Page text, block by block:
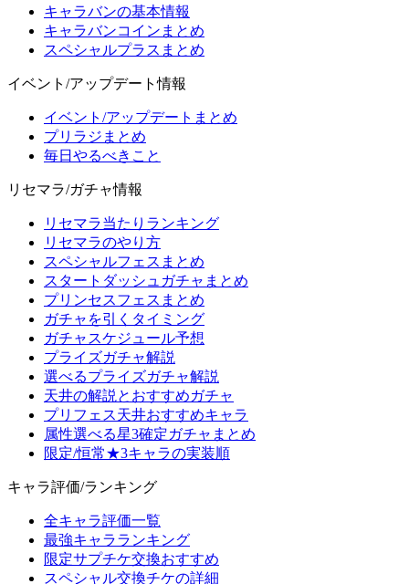
キャラバンの基本情報
キャラバンコインまとめ
スペシャルプラスまとめ
イベント/アップデート情報
イベント/アップデートまとめ
プリラジまとめ
毎日やるべきこと
リセマラ/ガチャ情報
リセマラ当たりランキング
リセマラのやり方
スペシャルフェスまとめ
スタートダッシュガチャまとめ
プリンセスフェスまとめ
ガチャを引くタイミング
ガチャスケジュール予想
プライズガチャ解説
選べるプライズガチャ解説
天井の解説とおすすめガチャ
プリフェス天井おすすめキャラ
属性選べる星3確定ガチャまとめ
限定/恒常★3キャラの実装順
キャラ評価/ランキング
全キャラ評価一覧
最強キャラランキング
限定サプチケ交換おすすめ
スペシャル交換チケの詳細